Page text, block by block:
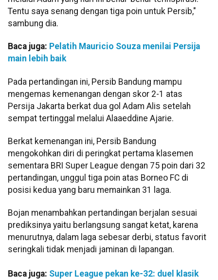
Tentu saya senang dengan tiga poin untuk Persib,"
sambung dia.
Baca juga: Pelatih Mauricio Souza menilai Persija
main lebih baik
Pada pertandingan ini, Persib Bandung mampu
mengemas kemenangan dengan skor 2-1 atas
Persija Jakarta berkat dua gol Adam Alis setelah
sempat tertinggal melalui Alaaeddine Ajarie.
Berkat kemenangan ini, Persib Bandung
mengokohkan diri di peringkat pertama klasemen
sementara BRI Super League dengan 75 poin dari 32
pertandingan, unggul tiga poin atas Borneo FC di
posisi kedua yang baru memainkan 31 laga.
Bojan menambahkan pertandingan berjalan sesuai
prediksinya yaitu berlangsung sangat ketat, karena
menurutnya, dalam laga sebesar derbi, status favorit
seringkali tidak menjadi jaminan di lapangan.
Baca juga: Super League pekan ke-32: duel klasik